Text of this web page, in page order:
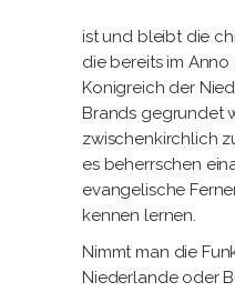
ist und bleibt die
die bereits im Anno
Konigreich der
Brands gegrundet
zwischenkirchlich
es beherrschen
evangelische
kennen lernen.
Nimmt man die
Niederlande oder